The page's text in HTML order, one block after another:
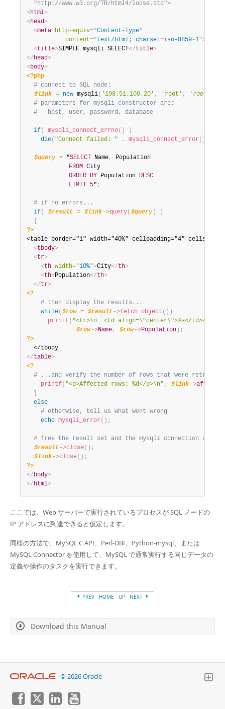
  "http://www.w3.org/TR/html4/loose.dtd">
<html>
<head>
<meta http-equiv="Content-Type"
content="text/html; charset=iso-8859-1">
<title>SIMPLE mysqli SELECT </title>
</head>
<body>
<?php
# connect to SQL node:
$link = new mysqli( '198.51.100.20' , 'root' , '
# parameters for mysqli constructor are:
#   host, user, password, database
if( mysqli_connect_errno( )
)
die( "Connect failed: " . mysqli_connect_error ( )
$query = "SELECT Name,
Population
FROM City
ORDER BY Population DESC
LIMIT
5" ;
# if no errors...
if( $result = $link ->query( $query )
)
{
?>
<table border="1" width="40%" cellpadding="4"
<tbody>
<tr>
<th width="10%">City</th>
<th>Population</th>
</tr>
<?
# then display the results...
while( $row = $result ->fetch_object ( ) )
printf( "<tr>\n  <td align=\"center\">%s</
$row ->Name, $row ->Population ) ;
?>
</table>
<?
# ...and verify the number of rows that were retrieved
printf( "<p>Affected rows: %d</p>\n" , $link ->
}
else
# otherwise, tell us what went wrong
echo mysqli_error ( ) ;
# free the result set and the mysqli connection object
$result ->close( ) ;
$link ->close( ) ;
?>
</body>
</html>
ここでは、Web サーバーで実行されているプロセスが SQL ノードの
IP アドレスに到達できると仮定します。
同様の方法で、MySQL C API、Perl-DBI、Python-mysql、または
MySQL Connector を使用して、MySQL で通常実行する同じデータの
定義や操作のタスクを実行できます。
PREV HOME UP NEXT
Download this Manual
© 2026 Oracle